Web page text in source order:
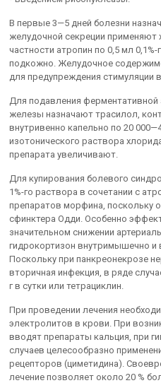
В первые 3—5 дней болезни
желудочной секреции применяют
частности атропин по 0,5 мл
подкожно. Желудочное
для предупреждения стимуляции
Для подавления
железы назначают трасилол,
внутривенно капельно по 20
изотонического раствора
препарата увеличивают.
Для купирования болевого
1%-го раствора в сочетании с
препаратов морфина, поскольку
сфинктера Одди. Особенно
значительном снижении
гидрокортизон внутримышечно и
Поскольку при панкреонекрозе
вторичная инфекция, в ряде
г в сутки или тетрациклин.
При проведении лечения
электролитов в крови. При
вводят препараты кальция, при
случаев целесообразно
рецепторов (циметидина).
лечение позволяет около 20 %